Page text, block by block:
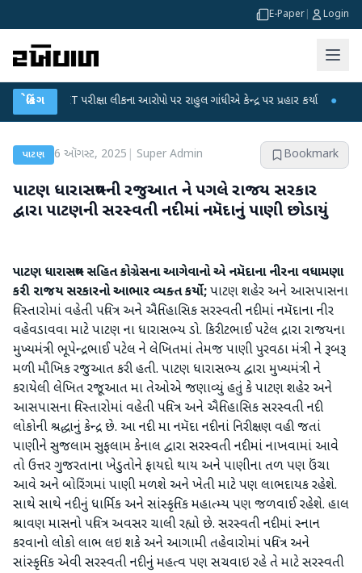
E-Paper Login
બ્રેકિંગ
NET પરીક્ષા લીકના આરોપો પર રાહુલ ગાંધીએ કેન્દ્ર પર પ્રહાર કર્યા ●
પાટણ 6 ઑગસ્ટ, 2025 Super Admin Bookmark
પાટણ ધારાસભ્યની રજુઆત ને પગલે રાજય સરકાર
દ્વારા પાટણની સરસ્વતી નદીમાં નમૅદાનું પાણી છોડાયું
પાટણ ધારાસભ્ય સહિત કોગ્રેસના આગેવાનો એ નમૅદાના નીરના વધામણા
કરી રાજય સરકારનો આભાર વ્યક્ત કર્યો;પાટણ શહેર અને આસપાસના
વિસ્તારોમાં વહેતી પવિત્ર અને ઐતિહાસિક સરસ્વતી નદીમાં નમૅદાના નીર
વહેવડાવવા માટે પાટણ ના ધારાસભ્ય ડો. કિરીટભાઈ પટેલ દ્રારા રાજયના
મુખ્યમંત્રી ભૂપેન્દ્રભાઈ પટેલ ને લેખિતમાં તેમજ પાણી પુરવઠા મંત્રી ને રૂબરૂ
મળી મૌખિક રજુઆત કરી હતી. પાટણ ધારાસભ્ય દ્વારા મુખ્યમંત્રી ને
કરાયેલી લેખિત રજૂઆત મા તેઓએ જણાવ્યું હતું કે પાટણ શહેર અને
આસપાસના વિસ્તારોમાં વહેતી પવિત્ર અને ઐતિહાસિક સરસ્વતી નદી
લોકોની શ્રદ્ધાનું કેન્દ્ર છે. આ નદી મા નમૅદા નદીનાં નિરીક્ષણ વહી જતાં
પાણીને સુજલામ સુફલામ કેનાલ દ્વારા સરસ્વતી નદીમાં નાખવામાં આવે
તો ઉત્તર ગુજરતાના ખેડુતોને ફાયદો થાય અને પાણીના તળ પણ ઉંચા
આવે અને બોરિંગમાં પાણી મળશે અને ખેતી માટે પણ લાભદાયક રહેશે.
સાથે સાથે નદીનું ધાર્મિક અને સાંસ્કૃતિક મહાત્મ્ય પણ જળવાઈ રહેશે. હાલ
શ્રાવણ માસનો પવિત્ર અવસર ચાલી રહ્યો છે. સરસ્વતી નદીમાં સ્નાન
કરવાનો લોકો લાભ લઇ શકે અને આગામી તહેવારોમાં પવિત્ર અને
સાંસ્કૃતિક એવી સરસ્વતી નદીનું મહત્વ પણ સચવાઇ રહે તે માટે સરસ્વતી